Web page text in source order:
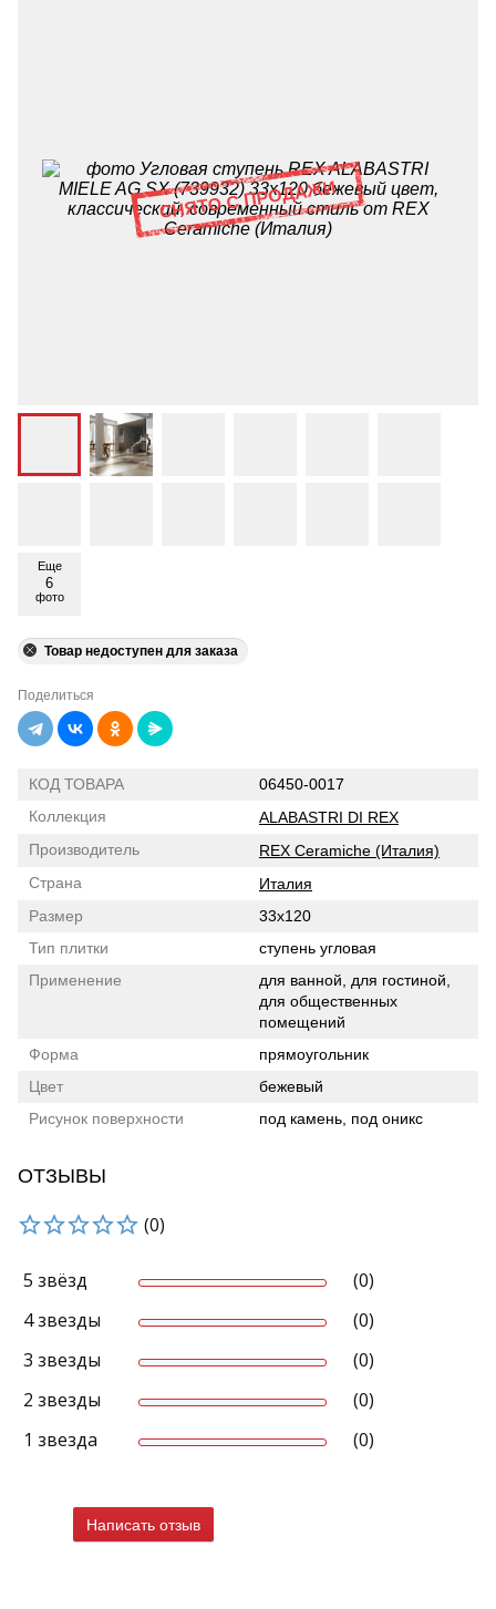
Еще
6
фото
Товар недоступен для заказа
Поделиться
КОД ТОВАРА
06450-0017
Коллекция
ALABASTRI DI REX
Производитель
REX Ceramiche (Италия)
Страна
Италия
Размер
33x120
Тип плитки
ступень угловая
Применение
для ванной, для гостиной,
для общественных
помещений
Форма
прямоугольник
Цвет
бежевый
Рисунок поверхности
под камень, под оникс
ОТЗЫВЫ
(0)
5 звёзд
(0)
4 звезды
(0)
3 звезды
(0)
2 звезды
(0)
1 звезда
(0)
Написать отзыв